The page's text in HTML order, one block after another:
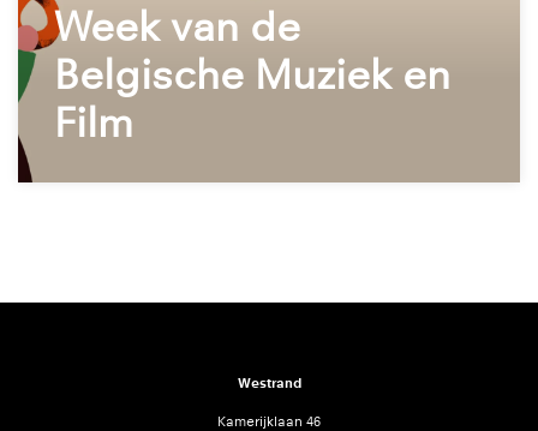
Week van de
Belgische Muziek en
Film
Westrand
Kamerijklaan 46